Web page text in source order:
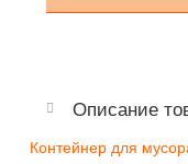
Описание
Контейнер для